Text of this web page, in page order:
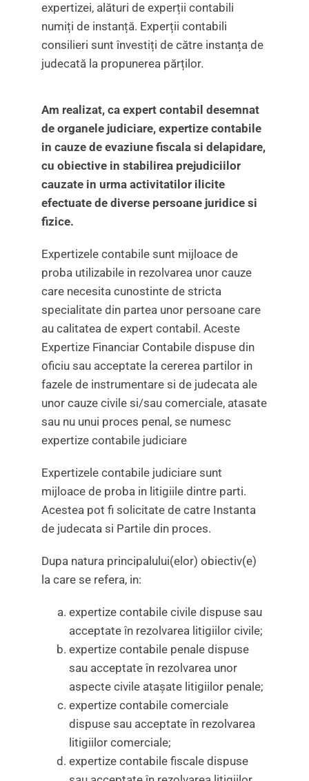
expertizei, alături de experții contabili
numiți de instanță. Experții contabili
consilieri sunt învestiți de către instanța de
judecată la propunerea părților.
Am realizat, ca expert contabil desemnat
de organele judiciare, expertize contabile
in cauze de evaziune fiscala si delapidare,
cu obiective in stabilirea prejudiciilor
cauzate in urma activitatilor ilicite
efectuate de diverse persoane juridice si
fizice.
Expertizele contabile sunt mijloace de
proba utilizabile in rezolvarea unor cauze
care necesita cunostinte de stricta
specialitate din partea unor persoane care
au calitatea de expert contabil. Aceste
Expertize Financiar Contabile dispuse din
oficiu sau acceptate la cererea partilor in
fazele de instrumentare si de judecata ale
unor cauze civile si/sau comerciale, atasate
sau nu unui proces penal, se numesc
expertize contabile judiciare
Expertizele contabile judiciare sunt
mijloace de proba in litigiile dintre parti.
Acestea pot fi solicitate de catre Instanta
de judecata si Partile din proces.
Dupa natura principalului(elor) obiectiv(e)
la care se refera, in:
expertize contabile civile dispuse sau
acceptate în rezolvarea litigiilor civile;
expertize contabile penale dispuse
sau acceptate în rezolvarea unor
aspecte civile ataşate litigiilor penale;
expertize contabile comerciale
dispuse sau acceptate în rezolvarea
litigiilor comerciale;
expertize contabile fiscale dispuse